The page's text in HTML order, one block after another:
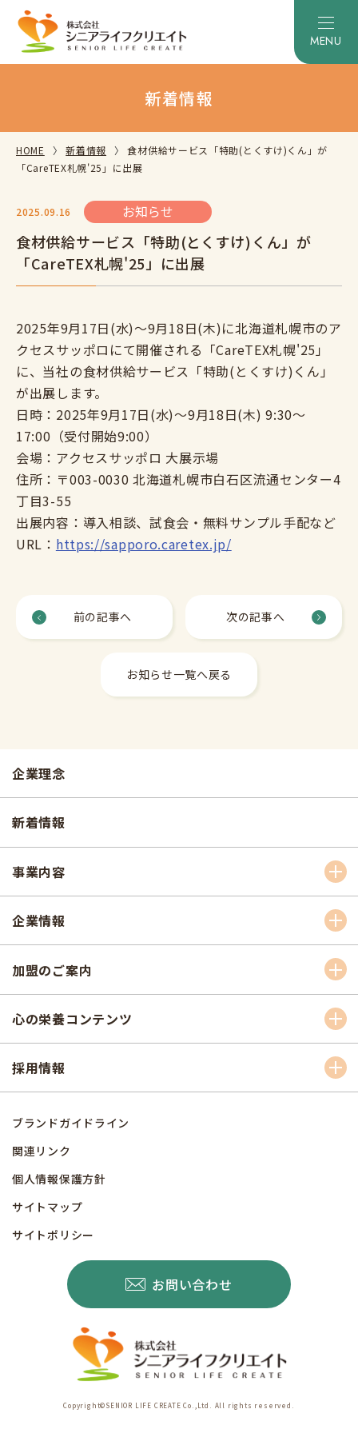
新着情報
HOME 新着情報
食材供給サービス「特助(とくすけ)くん」が
「CareTEX札幌'25」に出展
2025.09.16 お知らせ
食材供給サービス「特助(とくすけ)くん」が
「CareTEX札幌'25」に出展
2025年9月17日(水)～9月18日(木)に北海道札幌市のア
クセスサッポロにて開催される「CareTEX札幌'25」
に、当社の食材供給サービス「特助(とくすけ)くん」
が出展します。
日時：2025年9月17日(水)～9月18日(木) 9:30～
17:00（受付開始9:00）
会場：アクセスサッポロ 大展示場
住所：〒003-0030 北海道札幌市白石区流通センター4
丁目3-55
出展内容：導入相談、試食会・無料サンプル手配など
URL： https://sapporo.caretex.jp/
前の記事へ 次の記事へ
お知らせ一覧へ戻る
企業理念
新着情報
事業内容
企業情報
加盟のご案内
心の栄養コンテンツ
採用情報
ブランドガイドライン
関連リンク
個人情報保護方針
サイトマップ
サイトポリシー
お問い合わせ
Copyright©SENIOR LIFE CREATE Co.,Ltd. All rights reserved.